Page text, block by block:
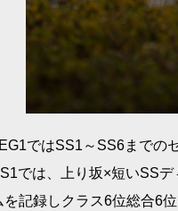
ではSS1～SS6までの
では、上り坂×短いSS
を記録しクラス6位総合6